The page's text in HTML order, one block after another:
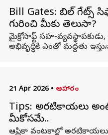
Bill Gates: బిల్ గేట్స్
గురించి మీకు తెలుసా?
మైక్రోసాఫ్ట్ సహ-
అభివృద్ధికి ఎంతో మద్దతు
21 Apr 2026 • ఆహారం
Tips: అరటికాయలు
మీకోసమే..
ఆఫ్రికా వంటకాల్లో